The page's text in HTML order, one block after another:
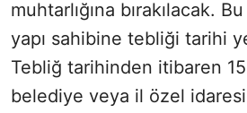
muhtarlığına bırakılacak.
yapı sahibine tebliği tarihi
Tebliğ tarihinden itibaren
belediye veya il özel idaresi